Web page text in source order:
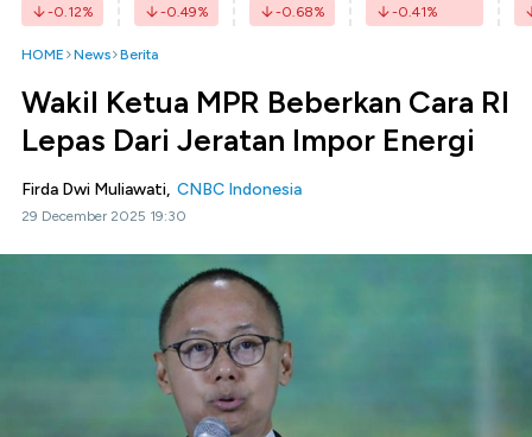
-0.12% -0.49% -0.68% -0.41%
HOME News Berita
Wakil Ketua MPR Beberkan Cara RI
Lepas Dari Jeratan Impor Energi
Firda Dwi Muliawati, CNBC Indonesia
29 December 2025 19:30